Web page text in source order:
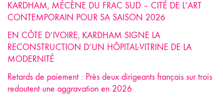
KARDHAM, MÉCÈNE DU FRAC SUD – CITÉ DE L’ART
CONTEMPORAIN POUR SA SAISON 2026
EN CÔTE D’IVOIRE, KARDHAM SIGNE LA
RECONSTRUCTION D’UN HÔPITAL-VITRINE DE LA
MODERNITÉ
Retards de paiement : Près deux dirigeants français sur trois
redoutent une aggravation en 2026